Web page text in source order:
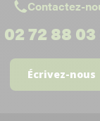
Contactez-
02 72 88 03
Écrivez-nous